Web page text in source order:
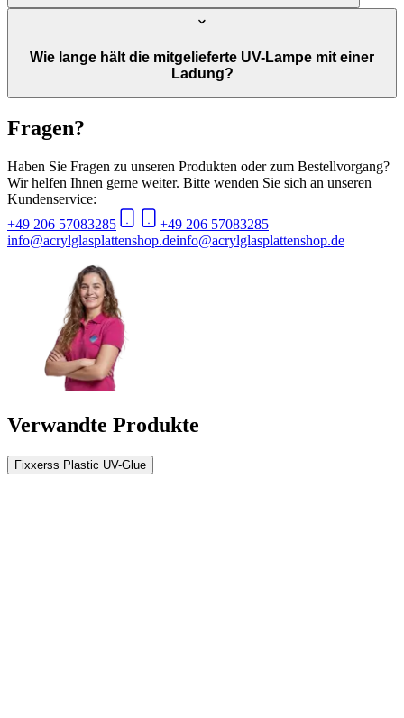
Wie lange hält die mitgelieferte UV-Lampe mit einer
Ladung?
Fragen?
Haben Sie Fragen zu unseren Produkten oder zum Bestellvorgang?
Wir helfen Ihnen gerne weiter. Bitte wenden Sie sich an unseren
Kundenservice:
+49 206 57083285
+49 206 57083285
info@acrylglasplattenshop.deinfo@acrylglasplattenshop.de
Verwandte Produkte
Fixxerss Plastic UV-Glue